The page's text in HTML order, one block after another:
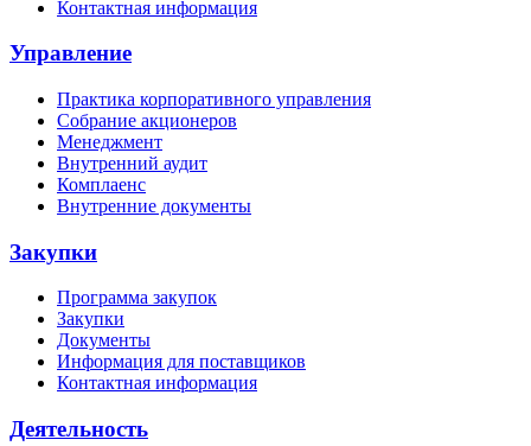
Контактная информация
Управление
Практика корпоративного управления
Собрание акционеров
Менеджмент
Внутренний аудит
Комплаенс
Внутренние документы
Закупки
Программа закупок
Закупки
Документы
Информация для поставщиков
Контактная информация
Деятельность